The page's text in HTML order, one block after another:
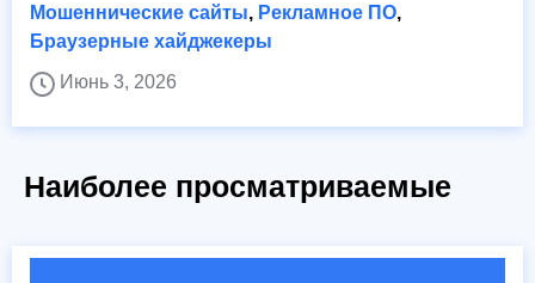
Мошеннические сайты, Рекламное ПО,
Браузерные хайджекеры
Июнь 3, 2026
Наиболее просматриваемые